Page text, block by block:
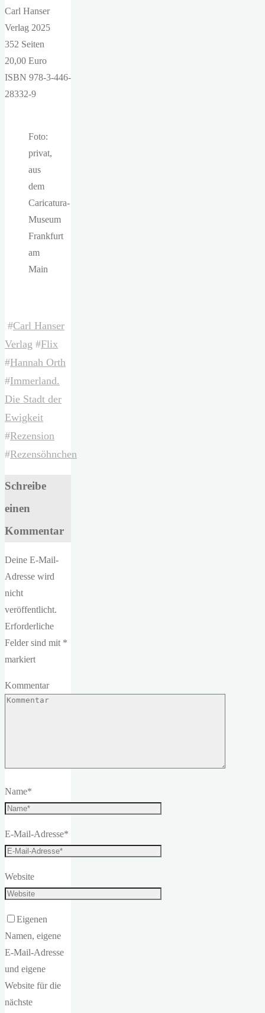
Carl Hanser
Verlag 2025
352 Seiten
20,00 Euro
ISBN 978-3-446-
28332-9
Foto:
privat,
aus
dem
Caricatura-
Museum
Frankfurt
am
Main
#Carl Hanser
Verlag #Flix
#Hannah Orth
#Immerland.
Die Stadt der
Ewigkeit
#Rezension
#Rezensöhnchen
Schreibe
einen
Kommentar
Deine E-Mail-
Adresse wird
nicht
veröffentlicht.
Erforderliche
Felder sind mit *
markiert
Kommentar
Name*
E-Mail-Adresse*
Website
Eigenen
Namen, eigene
E-Mail-Adresse
und eigene
Website für die
nächste